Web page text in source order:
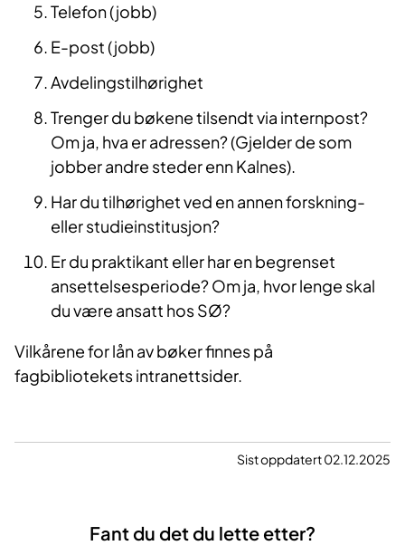
Telefon (jobb)
E-post (jobb)
Avdelingstilhørighet
Trenger du bøkene tilsendt via internpost?
Om ja, hva er adressen? (Gjelder de som
jobber andre steder enn Kalnes).
Har du tilhørighet ved en annen forskning-
eller studieinstitusjon?
Er du praktikant eller har en begrenset
ansettelsesperiode? Om ja, hvor lenge skal
du være ansatt hos SØ?
Vilkårene for lån av bøker finnes på
fagbibliotekets intranettsider.
Sist oppdatert 02.12.2025
Fant du det du lette etter?